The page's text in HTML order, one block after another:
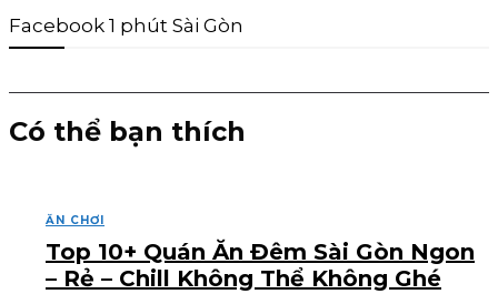
Facebook 1 phút Sài Gòn
Có thể bạn thích
ĂN CHƠI
Top 10+ Quán Ăn Đêm Sài Gòn Ngon
– Rẻ – Chill Không Thể Không Ghé